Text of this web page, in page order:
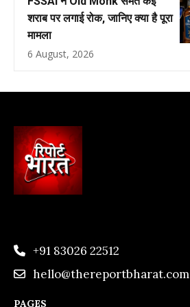
शराब पर लगाई रोक, जानिए क्या है पूरा
मामला
6 August, 2026
+91 83026 22512
hello@thereportbharat.com
PAGES